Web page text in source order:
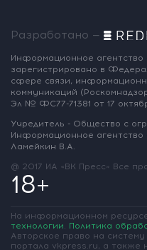
Разработано —
Информационное агентство
зарегистрировано в
сфере связи,
коммуникаций
Эл № ФС77-71381 от 17
Учредитель - Общество с
Информационное агентство
Ламейкин В.А.
@ 2017 ИА «ВК Пресс» Все
18+
На информационном
технологии. Политика
Авторское право на
портала vkpress.ru, а также